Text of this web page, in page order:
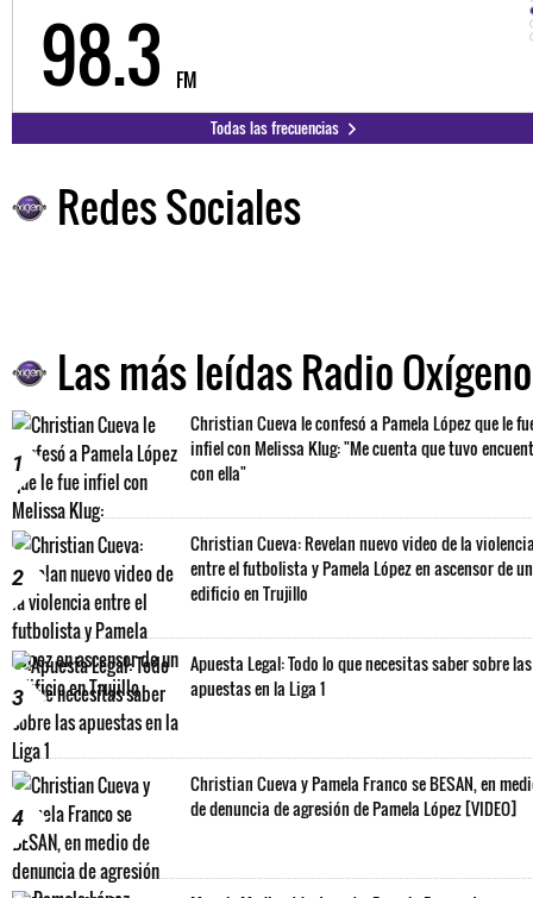
98.3 FM
Todas las frecuencias
Redes Sociales
Las más leídas Radio Oxígeno
1
Christian Cueva le confesó a Pamela López que le
infiel con Melissa Klug: "Me cuenta que tuvo
con ella"
2
Christian Cueva: Revelan nuevo video de la
entre el futbolista y Pamela López en ascensor de un
edificio en Trujillo
3
Apuesta Legal: Todo lo que necesitas saber sobre las
apuestas en la Liga 1
4
Christian Cueva y Pamela Franco se BESAN, en
de denuncia de agresión de Pamela López [VIDEO]